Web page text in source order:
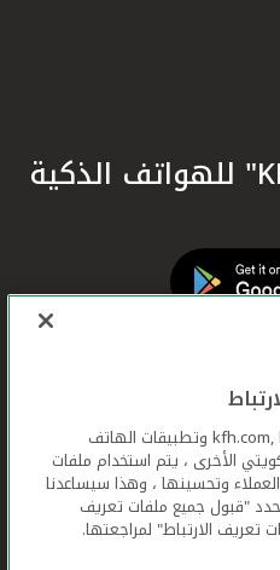
عندما تستخدم ,kfh.com, kfhonline.com وتطبيقات الهاتف
الأخرى ، يتم استخدام ملفات
وتحسينها ، وهذا سيساعدنا
"قبول جميع ملفات تعريف
تعريف الارتباط" لمراجعتها.